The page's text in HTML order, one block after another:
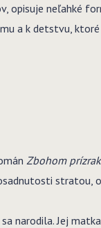
opisuje neľahké
a k detstvu,
Zbohom
stratou,
narodila. Jej